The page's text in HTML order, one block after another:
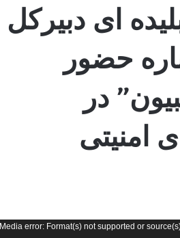
ای دبیرکل
حضور
در
امنیتی
Media error: Format(s) not supported or